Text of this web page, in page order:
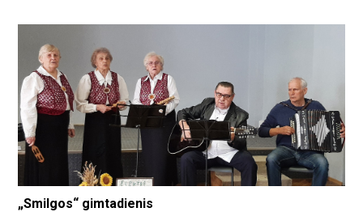
„Smilgos“ gimtadienis